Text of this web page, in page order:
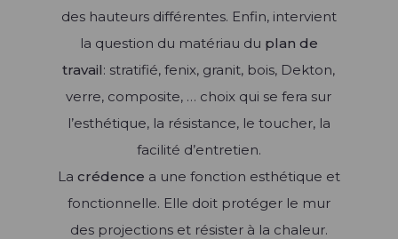
des hauteurs différentes. Enfin, intervient
la question du matériau du plan de
travail: stratifié, fenix, granit, bois, Dekton,
verre, composite, … choix qui se fera sur
l’esthétique, la résistance, le toucher, la
facilité d’entretien.
La crédence a une fonction esthétique et
fonctionnelle. Elle doit protéger le mur
des projections et résister à la chaleur.